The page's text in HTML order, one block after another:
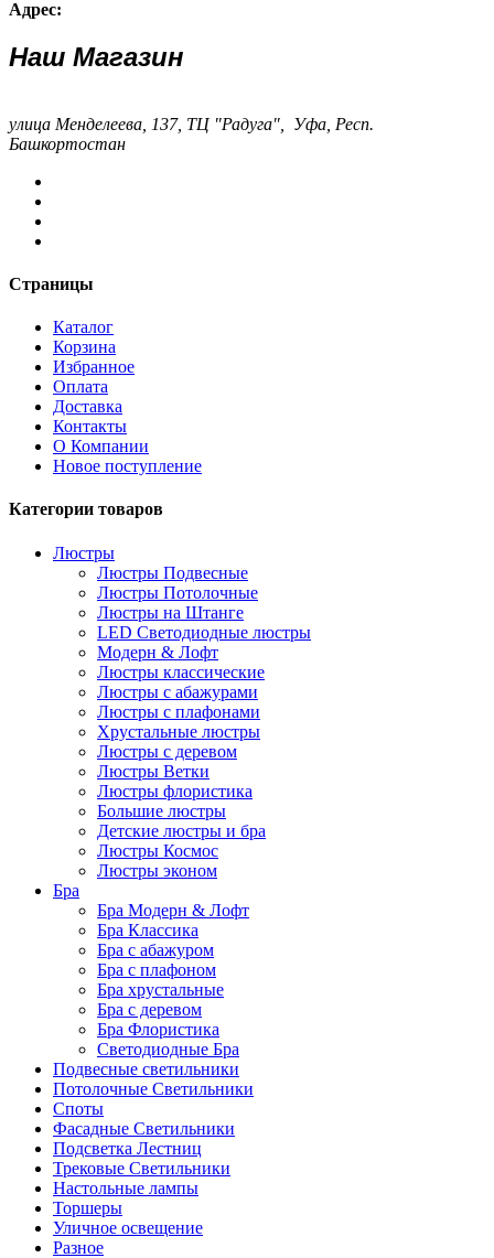
Адрес:
Наш Магазин
улица Менделеева, 137, ТЦ "Радуга", Уфа, Респ.
Башкортостан
Страницы
Каталог
Корзина
Избранное
Оплата
Доставка
Контакты
О Компании
Новое поступление
Категории товаров
Люстры
Люстры Подвесные
Люстры Потолочные
Люстры на Штанге
LED Светодиодные люстры
Модерн & Лофт
Люстры классические
Люстры с абажурами
Люстры с плафонами
Хрустальные люстры
Люстры с деревом
Люстры Ветки
Люстры флористика
Большие люстры
Детские люстры и бра
Люстры Космос
Люстры эконом
Бра
Бра Модерн & Лофт
Бра Классика
Бра с абажуром
Бра с плафоном
Бра хрустальные
Бра с деревом
Бра Флористика
Светодиодные Бра
Подвесные светильники
Потолочные Светильники
Споты
Фасадные Светильники
Подсветка Лестниц
Трековые Светильники
Настольные лампы
Торшеры
Уличное освещение
Разное